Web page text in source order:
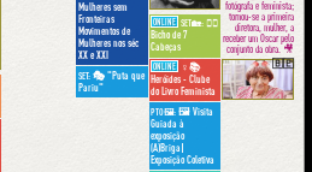
Mulheres sem
Fronteiras
Movimentos de
Mulheres nos séc
XX e XXI
SET:🎭 "Puta que
Pariu"
ONLINE SET🏡: 👩‍⚕️
Bicho de 7
Cabeças
ONLINE
♀︎📚
Heróides - Clube
do Livro Feminista
PTO🖼: 🖼 Visita
Guiada à
exposição
(A)Briga|
Exposição Coletiva
fotógrafa e feminista;
tornou-se a primeira
diretora, mulher, a
receber um Oscar pelo
conjunto da obra. 🎥
🇧🇪